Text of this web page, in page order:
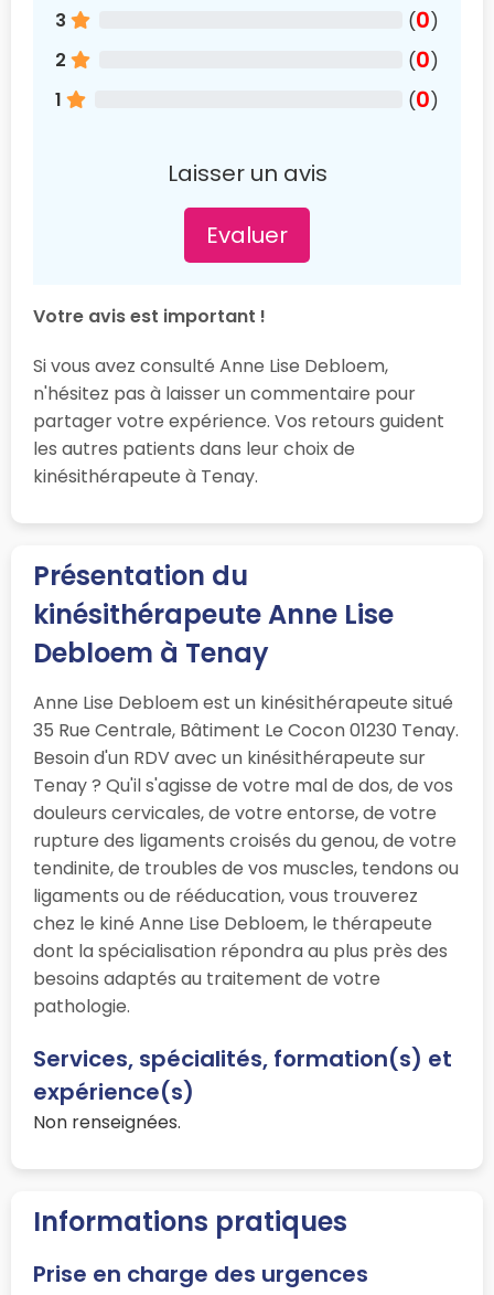
3
(0)
2
(0)
1
(0)
Laisser un avis
Evaluer
Votre avis est important !
Si vous avez consulté Anne Lise Debloem,
n'hésitez pas à laisser un commentaire pour
partager votre expérience. Vos retours guident
les autres patients dans leur choix de
kinésithérapeute à Tenay.
Présentation du
kinésithérapeute Anne Lise
Debloem à Tenay
Anne Lise Debloem est un kinésithérapeute situé
35 Rue Centrale, Bâtiment Le Cocon 01230 Tenay.
Besoin d'un RDV avec un kinésithérapeute sur
Tenay ? Qu'il s'agisse de votre mal de dos, de vos
douleurs cervicales, de votre entorse, de votre
rupture des ligaments croisés du genou, de votre
tendinite, de troubles de vos muscles, tendons ou
ligaments ou de rééducation, vous trouverez
chez le kiné Anne Lise Debloem, le thérapeute
dont la spécialisation répondra au plus près des
besoins adaptés au traitement de votre
pathologie.
Services, spécialités, formation(s) et
expérience(s)
Non renseignées.
Informations pratiques
Prise en charge des urgences